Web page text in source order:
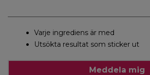
Varje ingrediens är med
Utsökta resultat som sticker ut
Meddela mig